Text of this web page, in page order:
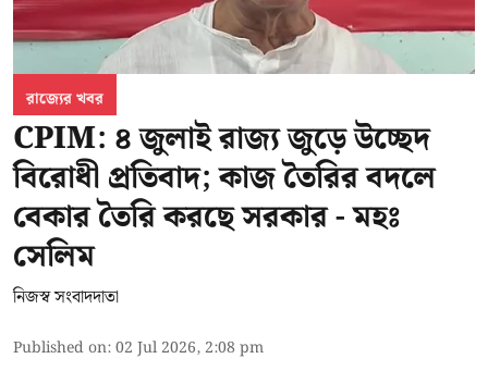
রাজ্যের খবর
CPIM: ৪ জুলাই রাজ্য জুড়ে উচ্ছেদ
বিরোধী প্রতিবাদ; কাজ তৈরির বদলে
বেকার তৈরি করছে সরকার - মহঃ
সেলিম
নিজস্ব সংবাদদাতা
Published on:02 Jul 2026, 2:08 pm